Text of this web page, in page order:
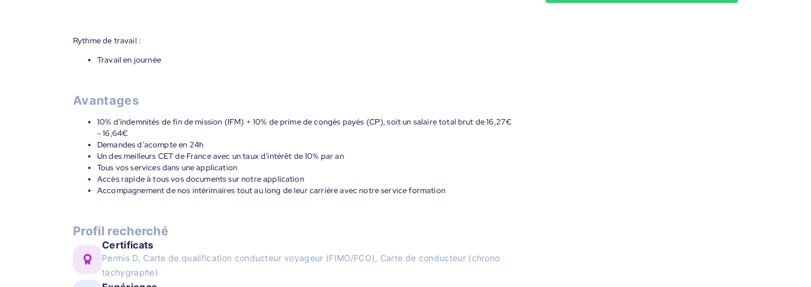
Rythme de travail :
Travail en journée
Avantages
10% d’indemnités de fin de mission (IFM) + 10% de prime de congés payés (CP), soit un salaire total brut de 16,27€
- 16,64€
Demandes d’acompte en 24h
Un des meilleurs CET de France avec un taux d’intérêt de 10% par an
Tous vos services dans une application
Accès rapide à tous vos documents sur notre application
Accompagnement de nos intérimaires tout au long de leur carrière avec notre service formation
Profil recherché
Certificats
Permis D, Carte de qualification conducteur voyageur (FIMO/FCO), Carte de conducteur (chrono
tachygraphe)